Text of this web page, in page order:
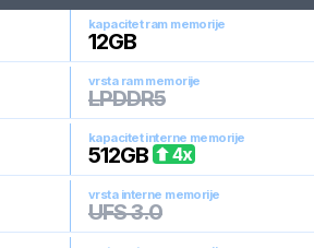
kapacitet ram memorije
12GB
vrsta ram memorije
LPDDR5
kapacitet interne memorije
512GB 4x
vrsta interne memorije
UFS 3.0